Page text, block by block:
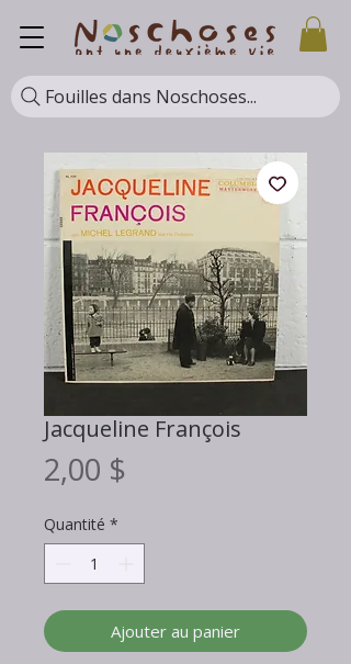
Fouilles dans Noschoses...
Jacqueline François
2,00 $
Quantité *
Ajouter au panier